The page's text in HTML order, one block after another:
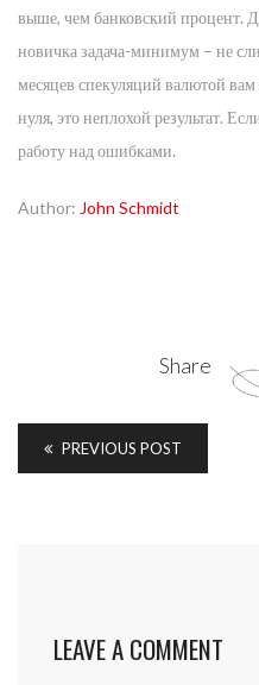
выше, чем банковский процент.
новичка задача-минимум – не
месяцев спекуляций валютой вам
нуля, это неплохой результат.
работу над ошибками.
Author: John Schmidt
Share
PREVIOUS POST
LEAVE A COMMENT